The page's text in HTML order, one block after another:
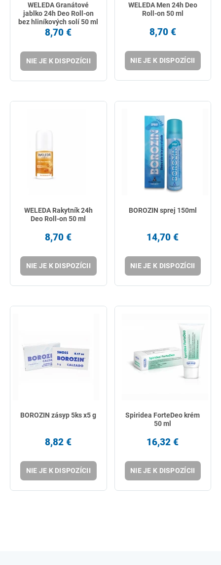
WELEDA Granátové
jablko 24h Deo Roll-on
bez hliníkových solí 50 ml
8,70 €
NIE JE K DISPOZÍCII
WELEDA Men 24h Deo
Roll-on 50 ml
8,70 €
NIE JE K DISPOZÍCII
WELEDA Rakytník 24h
Deo Roll-on 50 ml
8,70 €
NIE JE K DISPOZÍCII
BOROZIN sprej 150ml
14,70 €
NIE JE K DISPOZÍCII
BOROZIN zásyp 5ks x5 g
8,82 €
NIE JE K DISPOZÍCII
Spiridea ForteDeo krém
50 ml
16,32 €
NIE JE K DISPOZÍCII